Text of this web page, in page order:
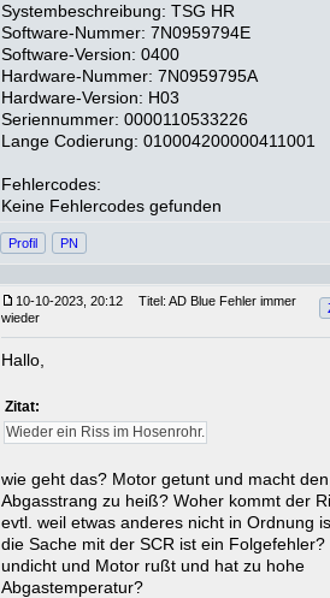
Systembeschreibung: TSG HR
Software-Nummer: 7N0959794E
Software-Version: 0400
Hardware-Nummer: 7N0959795A
Hardware-Version: H03
Seriennummer: 0000110533226
Lange Codierung: 010004200000411001
Fehlercodes:
Keine Fehlercodes gefunden
Profil PN
10-10-2023, 20:12
Titel: AD Blue Fehler immer
wieder
Hallo,
Zitat:
Wieder ein Riss im Hosenrohr.
wie geht das? Motor getunt und macht den
Abgasstrang zu heiß? Woher kommt der
evtl. weil etwas anderes nicht in Ordnung
die Sache mit der SCR ist ein Folgefehler?
undicht und Motor rußt und hat zu hohe
Abgastemperatur?